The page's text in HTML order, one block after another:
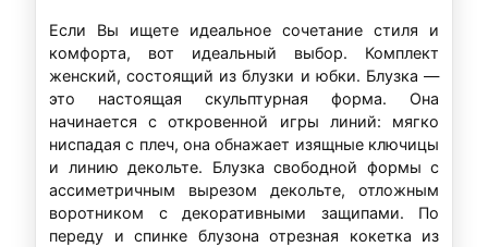
Если Вы ищете идеальное сочетание стиля и
комфорта, вот идеальный выбор. Комплект
женский, состоящий из блузки и юбки. Блузка —
это настоящая скульптурная форма. Она
начинается с откровенной игры линий: мягко
ниспадая с плеч, она обнажает изящные ключицы
и линию декольте. Блузка свободной формы с
ассиметричным вырезом декольте, отложным
воротником с декоративными защипами. По
переду и спинке блузона отрезная кокетка из
условия уточняйте у наших менеджеров.